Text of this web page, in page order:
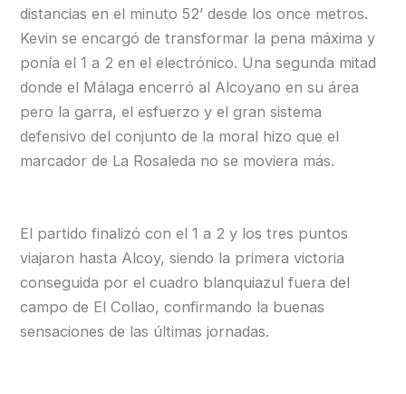
distancias en el minuto 52’ desde los once metros.
Kevin se encargó de transformar la pena máxima y
ponía el 1 a 2 en el electrónico. Una segunda mitad
donde el Málaga encerró al Alcoyano en su área
pero la garra, el esfuerzo y el gran sistema
defensivo del conjunto de la moral hizo que el
marcador de La Rosaleda no se moviera más.
El partido finalizó con el 1 a 2 y los tres puntos
viajaron hasta Alcoy, siendo la primera victoria
conseguida por el cuadro blanquiazul fuera del
campo de El Collao, confirmando la buenas
sensaciones de las últimas jornadas.